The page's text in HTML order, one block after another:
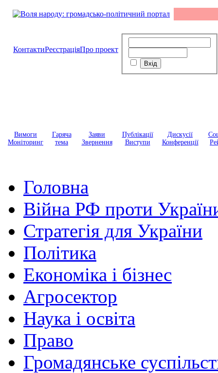
КонтактиРеєстраціяПро проект
Вимоги
Моніторинг
Гаряча
тема
Заяви
Звернення
Публікації
Виступи
Дискусії
Конференції
Головна
Війна РФ проти
Стратегія для України
Політика
Економіка і бізнес
Агросектор
Наука і освіта
Право
Громадянське